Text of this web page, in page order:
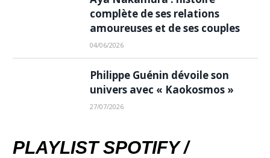
complète de ses relations
amoureuses et de ses couples
04/06/2026
Philippe Guénin dévoile son
univers avec « Kaokosmos »
27/07/2026
PLAYLIST SPOTIFY /